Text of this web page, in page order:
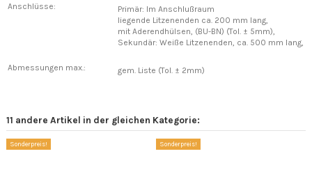
Anschlüsse:
Primär: Im Anschlußraum
liegende Litzenenden ca. 200 mm lang,
mit Aderendhülsen, (BU-BN) (Tol. ± 5mm),
Sekundär: Weiße Litzenenden, ca. 500 mm lang,
Abmessungen max.: gem. Liste (Tol. ± 2mm)
11 andere Artikel in der gleichen Kategorie:
Sonderpreis! Sonderpreis!